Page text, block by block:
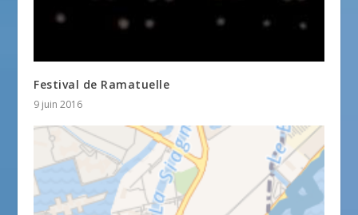
Festival de Ramatuelle
9 juin 2016